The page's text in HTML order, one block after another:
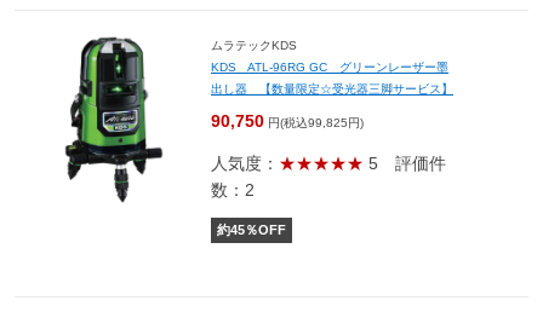
ムラテックKDS
KDS ATL-96RG GC グリーンレーザー墨
出し器 【数量限定☆受光器三脚サービス】
90,750 円(税込99,825円)
人気度： ★★★★★ 5 評価件
数：2
約45％OFF